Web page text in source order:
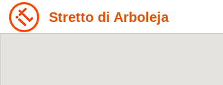
Stretto di Arboleja